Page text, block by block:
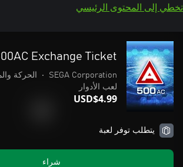
تخطي إلى المحتوى الرئيسي
Exchange Ticket
SEGA Corporation
• الحركة
لعب الأدوار
USD$4.99
يتطلب توفر لعبة
شراء